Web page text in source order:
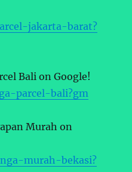
jakarta-barat?
Bali on Google!
parcel-bali?gm
Murah on
murah-bekasi?